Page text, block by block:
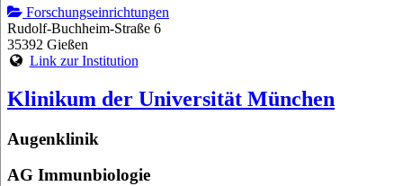
Forschungseinrichtungen
Rudolf-Buchheim-Straße 6
35392 Gießen
Link zur Institution
Klinikum der Universität München
Augenklinik
AG Immunbiologie